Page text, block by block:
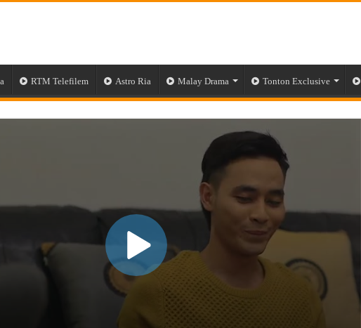
RTM Telefilem Astro Ria Malay Drama Tonton Exclusive